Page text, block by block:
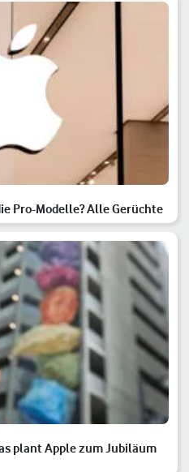
Pro-Modelle? Alle Gerüchte
plant Apple zum Jubiläum